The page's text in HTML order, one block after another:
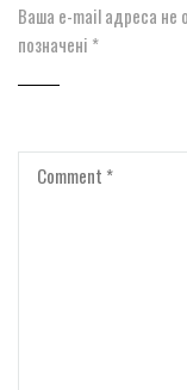
Ваша e-mail адреса не
позначені *